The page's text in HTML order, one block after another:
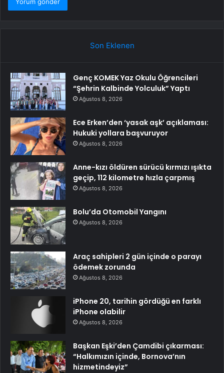
Son Eklenen
Genç KOMEK Yaz Okulu Öğrencileri
“Şehrin Kalbinde Yolculuk” Yaptı
Ağustos 8, 2026
Ece Erken’den ‘yasak aşk’ açıklaması:
Hukuki yollara başvuruyor
Ağustos 8, 2026
Anne-kızı öldüren sürücü kırmızı ışıkta
geçip, 112 kilometre hızla çarpmış
Ağustos 8, 2026
Bolu’da Otomobil Yangını
Ağustos 8, 2026
Araç sahipleri 2 gün içinde o parayı
ödemek zorunda
Ağustos 8, 2026
iPhone 20, tarihin gördüğü en farklı
iPhone olabilir
Ağustos 8, 2026
Başkan Eşki’den Çamdibi çıkarması:
“Halkımızın içinde, Bornova’nın
hizmetindeyiz”